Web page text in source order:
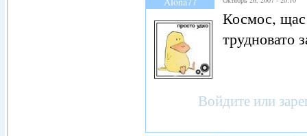
Космос,
трудновато
Войдите или